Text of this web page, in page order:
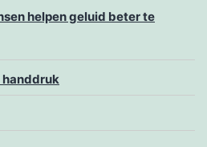
helpen geluid beter te
handdruk